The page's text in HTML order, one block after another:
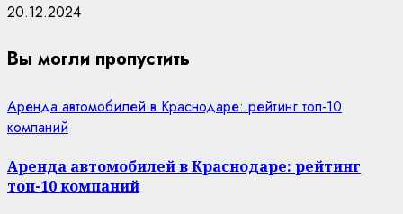
20.12.2024
Вы могли пропустить
Аренда автомобилей в Краснодаре: рейтинг топ-10
компаний
Аренда автомобилей в Краснодаре: рейтинг
топ-10 компаний